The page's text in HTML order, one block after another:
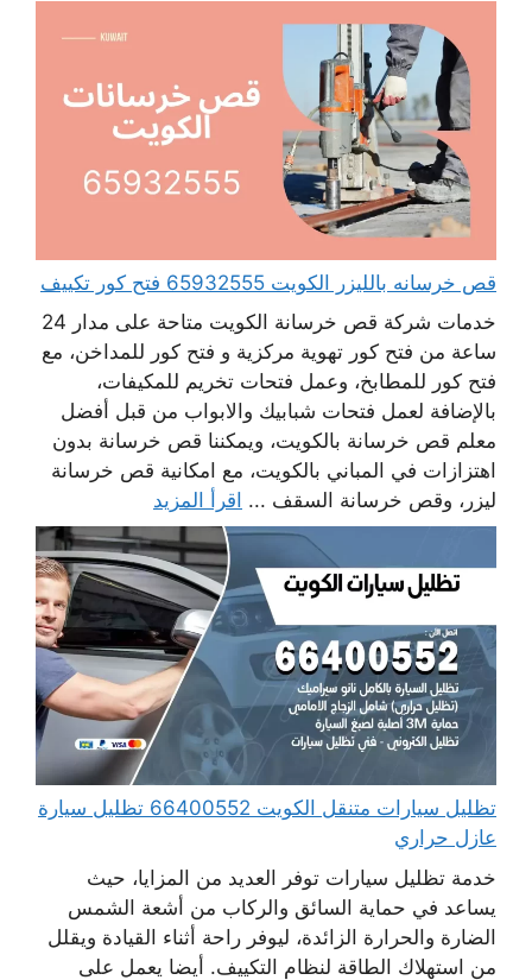
قص خرسانه بالليزر الكويت 65932555 فتح كور تكييف
خدمات شركة قص خرسانة الكويت متاحة على مدار 24
ساعة من فتح كور تهوية مركزية و فتح كور للمداخن، مع
فتح كور للمطابخ، وعمل فتحات تخريم للمكيفات،
بالإضافة لعمل فتحات شبابيك والابواب من قبل أفضل
معلم قص خرسانة بالكويت، ويمكننا قص خرسانة بدون
اهتزازات في المباني بالكويت، مع امكانية قص خرسانة
ليزر، وقص خرسانة السقف ... اقرأ المزيد
تظليل سيارات متنقل الكويت 66400552 تظليل سيارة
عازل حراري
خدمة تظليل سيارات توفر العديد من المزايا، حيث
يساعد في حماية السائق والركاب من أشعة الشمس
الضارة والحرارة الزائدة، ليوفر راحة أثناء القيادة ويقلل
من استهلاك الطاقة لنظام التكييف. أيضا يعمل على